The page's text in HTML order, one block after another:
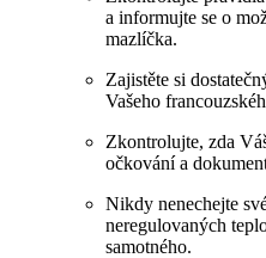
a informujte se o
mazlíčka.
Zajistěte si
Vašeho
Zkontrolujte, zda
očkování a
Nikdy nenechejte
neregulovaných
samotného.